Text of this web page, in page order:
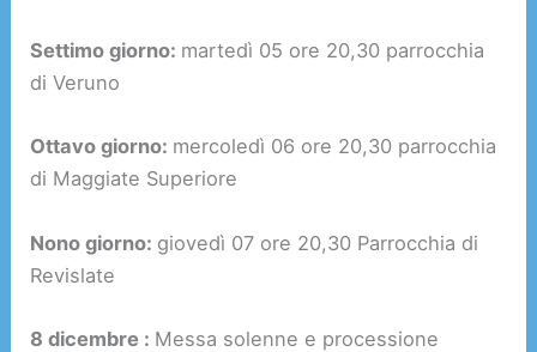
Settimo giorno: martedì 05 ore 20,30 parrocchia
di Veruno
Ottavo giorno: mercoledì 06 ore 20,30 parrocchia
di Maggiate Superiore
Nono giorno: giovedì 07 ore 20,30 Parrocchia di
Revislate
8 dicembre : Messa solenne e processione